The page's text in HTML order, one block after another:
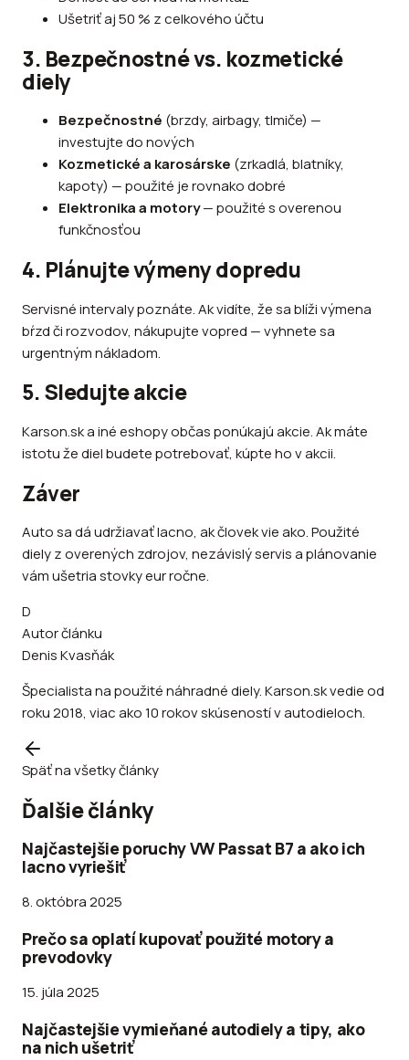
Ušetriť aj 50 % z celkového účtu
3. Bezpečnostné vs. kozmetické
diely
Bezpečnostné (brzdy, airbagy, tlmiče) —
investujte do nových
Kozmetické a karosárske (zrkadlá, blatníky,
kapoty) — použité je rovnako dobré
Elektronika a motory— použité s overenou
funkčnosťou
4. Plánujte výmeny dopredu
Servisné intervaly poznáte. Ak vidíte, že sa blíži výmena
bŕzd či rozvodov, nákupujte vopred — vyhnete sa
urgentným nákladom.
5. Sledujte akcie
Karson.sk a iné eshopy občas ponúkajú akcie. Ak máte
istotu že diel budete potrebovať, kúpte ho v akcii.
Záver
Auto sa dá udržiavať lacno, ak človek vie ako. Použité
diely z overených zdrojov, nezávislý servis a plánovanie
vám ušetria stovky eur ročne.
D
Autor článku
Denis Kvasňák
Špecialista na použité náhradné diely. Karson.sk vedie od
roku 2018, viac ako 10 rokov skúseností v autodieloch.
Späť na všetky články
Ďalšie články
Najčastejšie poruchy VW Passat B7 a ako ich
lacno vyriešiť
8. októbra 2025
Prečo sa oplatí kupovať použité motory a
prevodovky
15. júla 2025
Najčastejšie vymieňané autodiely a tipy, ako
na nich ušetriť